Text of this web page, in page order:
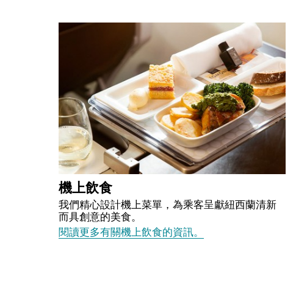
機上飲食
我們精心設計機上菜單，為乘客呈獻紐西蘭清新
而具創意的美食。
閱讀更多有關機上飲食的資訊。